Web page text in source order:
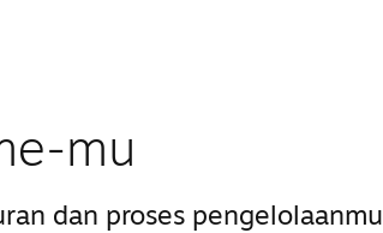
mu
dan proses pengelolaanmu